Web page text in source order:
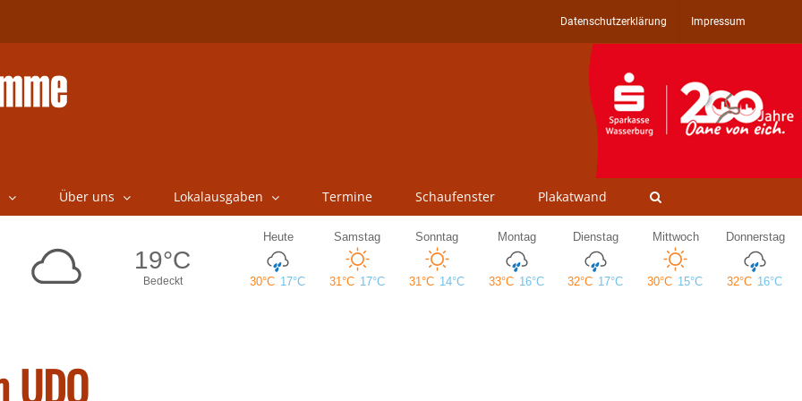
Datenschutzerklärung Impressum
Über uns Lokalausgaben Termine Schaufenster Plakatwand